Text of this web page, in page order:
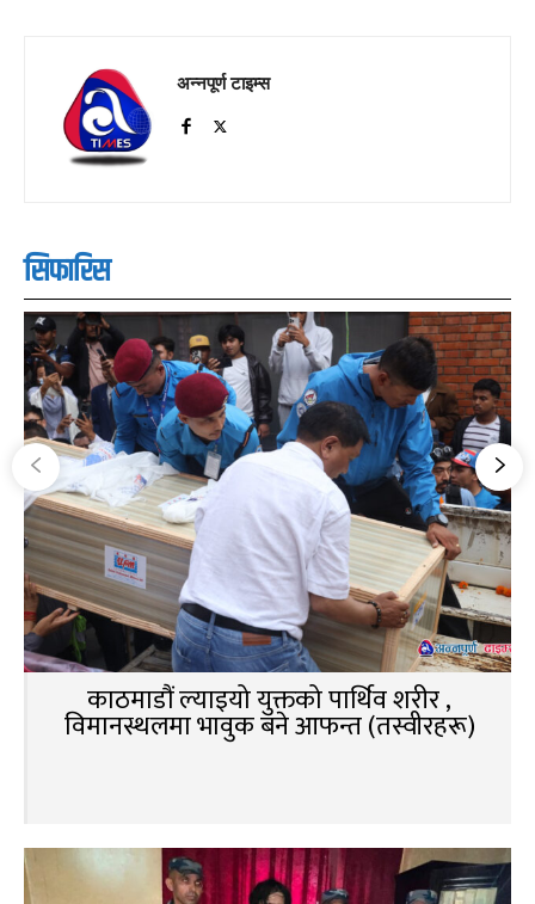
अन्नपूर्ण टाइम्स
सिफारिस
काठमाडौं ल्याइयो युक्तको पार्थिव शरीर ,
विमानस्थलमा भावुक बने आफन्त (तस्वीरहरू)